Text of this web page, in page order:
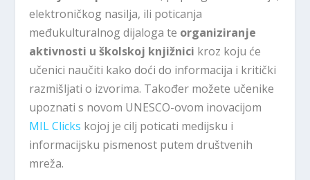
elektroničkog nasilja, ili poticanja
međukulturalnog dijaloga te organiziranje
aktivnosti u školskoj knjižnici kroz koju će
učenici naučiti kako doći do informacija i kritički
razmišljati o izvorima. Također možete učenike
upoznati s novom UNESCO-ovom inovacijom
MIL Clicks kojoj je cilj poticati medijsku i
informacijsku pismenost putem društvenih
mreža.